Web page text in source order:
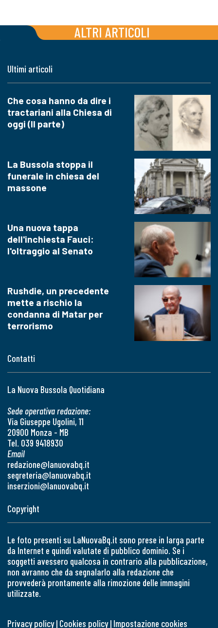
ALTRI ARTICOLI
Contatti
La Nuova Bussola Quotidiana
Sede operativa redazione:
Via Giuseppe Ugolini, 11
20900 Monza - MB
Tel. 039 9418930
Email
redazione@lanuovabq.it
segreteria@lanuovabq.it
inserzioni@lanuovabq.it
Ultimi articoli
Che cosa hanno da dire i
tractariani alla Chiesa di
oggi (II parte)
La Bussola stoppa il
funerale in chiesa del
massone
Una nuova tappa
dell'inchiesta Fauci:
l'oltraggio al Senato
Rushdie, un precedente
mette a rischio la
condanna di Matar per
terrorismo
Copyright
Le foto presenti su LaNuovaBq.it sono prese in larga parte
da Internet e quindi valutate di pubblico dominio. Se i
soggetti avessero qualcosa in contrario alla pubblicazione,
non avranno che da segnalarlo alla redazione che
provvederà prontamente alla rimozione delle immagini
utilizzate.
Privacy policy| Cookies policy| Impostazione cookies